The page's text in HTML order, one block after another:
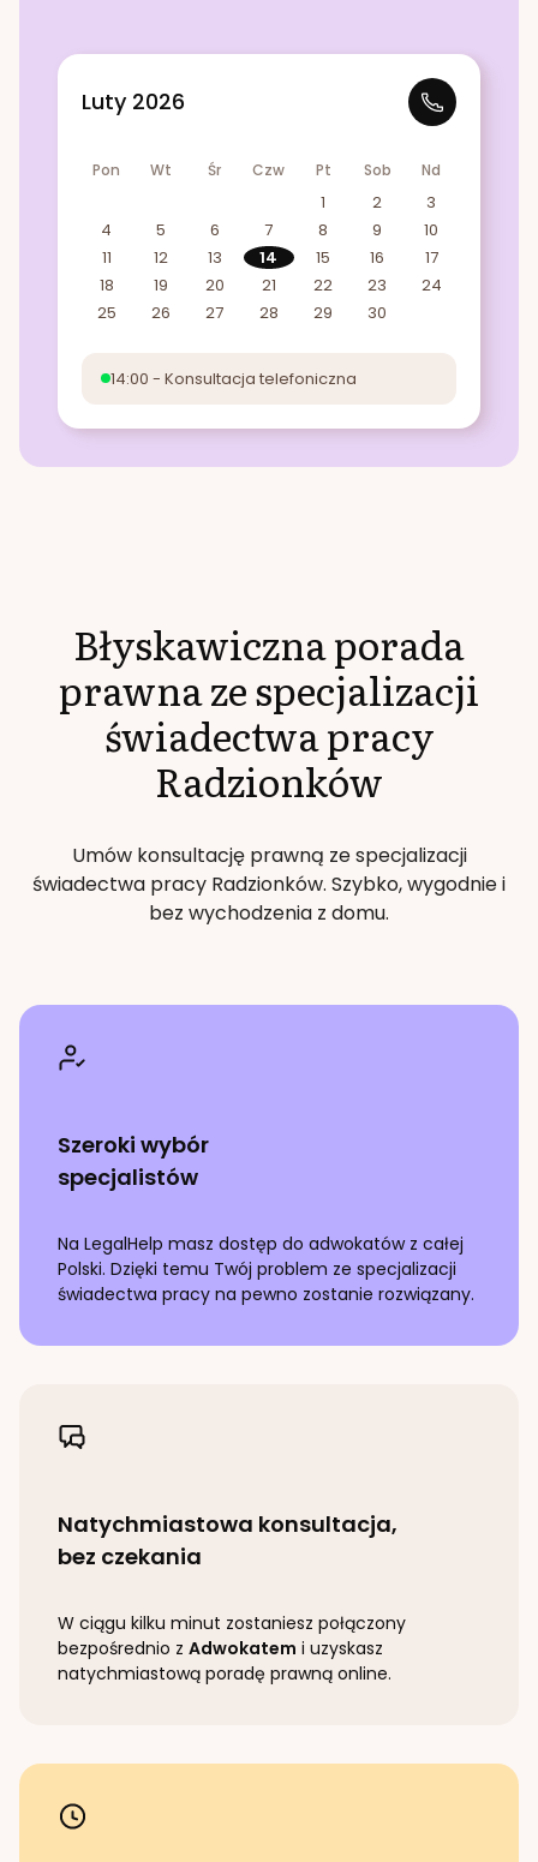
Luty 2026
Pon Wt Śr Czw Pt Sob Nd
1 2
3
4
5 6 7 8 9
10
11
12 13 14 15 16
17
18
19 20 21 22 23
24
25
26 27 28 29 30
14:00 - Konsultacja telefoniczna
Błyskawiczna porada
prawna ze specjalizacji
świadectwa pracy
Radzionków
Umów konsultację prawną ze specjalizacji
świadectwa pracy Radzionków. Szybko, wygodnie i
bez wychodzenia z domu.
Szeroki wybór
specjalistów
Na LegalHelp masz dostęp do adwokatów z całej
Polski. Dzięki temu Twój problem ze specjalizacji
świadectwa pracy na pewno zostanie rozwiązany.
Natychmiastowa konsultacja,
bez czekania
W ciągu kilku minut zostaniesz połączony
bezpośrednio z Adwokatem i uzyskasz
natychmiastową poradę prawną online.